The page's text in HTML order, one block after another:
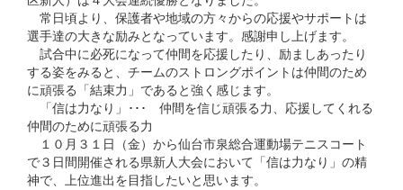
常日頃より、保護者や地域の方々からの応援やサポートは
選手達の大きな励みとなっています。感謝申し上げます。
試合中に必死になって仲間を応援したり、励ましあったり
する姿をみると、チームのストロングポイントは仲間のため
に頑張る「結束力」であると強く感じます。
「信は力なり」･･･ 仲間を信じ頑張る力、応援してくれる
仲間のために頑張る力
１０月３１日（金）から仙台市泉総合運動場テニスコート
で３日間開催される県新人大会において「信は力なり」の精
神で、上位進出を目指したいと思います。